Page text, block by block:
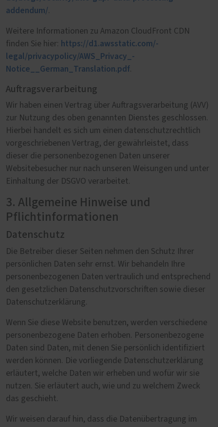
addendum/.
Weitere Informationen zu Amazon CloudFront CDN
finden Sie hier: https://d1.awsstatic.com/­
legal/privacypolicy/­AWS_Privacy_­
Notice__German_Translation.pdf.
Auftragsverarbeitung
Wir haben einen Vertrag über Auftragsverarbeitung (AVV)
zur Nutzung des oben genannten Dienstes geschlossen.
Hierbei handelt es sich um einen datenschutzrechtlich
vorgeschriebenen Vertrag, der gewährleistet, dass
dieser die personenbezogenen Daten unserer
Websitebesucher nur nach unseren Weisungen und unter
Einhaltung der DSGVO verarbeitet.
3. Allgemeine Hinweise und
Pflichtinformationen
Datenschutz
Die Betreiber dieser Seiten nehmen den Schutz Ihrer
persönlichen Daten sehr ernst. Wir behandeln Ihre
personenbezogenen Daten vertraulich und entsprechend
den gesetzlichen Datenschutzvorschriften sowie dieser
Datenschutzerklärung.
Wenn Sie diese Website benutzen, werden verschiedene
personenbezogene Daten erhoben. Personenbezogene
Daten sind Daten, mit denen Sie persönlich identifiziert
werden können. Die vorliegende Datenschutzerklärung
erläutert, welche Daten wir erheben und wofür wir sie
nutzen. Sie erläutert auch, wie und zu welchem Zweck
das geschieht.
Wir weisen darauf hin, dass die Datenübertragung im